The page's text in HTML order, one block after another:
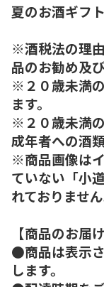
夏のお酒ギフ
※酒税法の理
品のお勧め及
※２０歳未満
ます。
※２０歳未満
成年者への酒
※商品画像は
ていない「小
れておりません
【商品のお届
●商品は表示
します。